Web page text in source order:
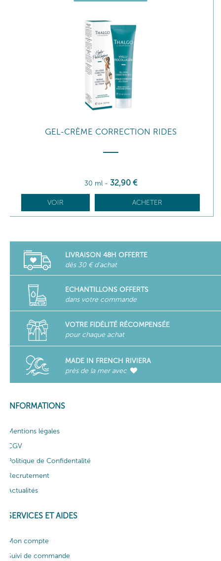
GEL-CRÈME CORRECTION RIDES
30 ml - 32,90 €
VOIR ACHETER
LIVRAISON 48H OFFERTE
dès 30 € d'achat
ECHANTILLONS OFFERTS
dans votre commande
VOTRE FIDÉLITÉ RÉCOMPENSÉE
pour chaque achat
MADE IN FRENCH RIVIERA
près de la mer avec
INFORMATIONS
Mentions légales
CGV
Politique de Confidentalité
Recrutement
Actualités
SERVICES ET AIDES
Mon compte
Suivi de commande